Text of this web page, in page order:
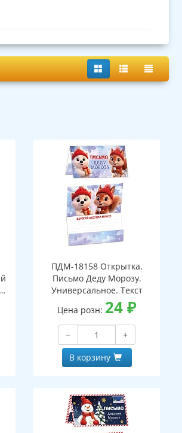
ПДМ-18158 Открытка.
Письмо Деду Морозу.
Универсальное. Текст
Цена розн: 24₽
−
+
В корзину